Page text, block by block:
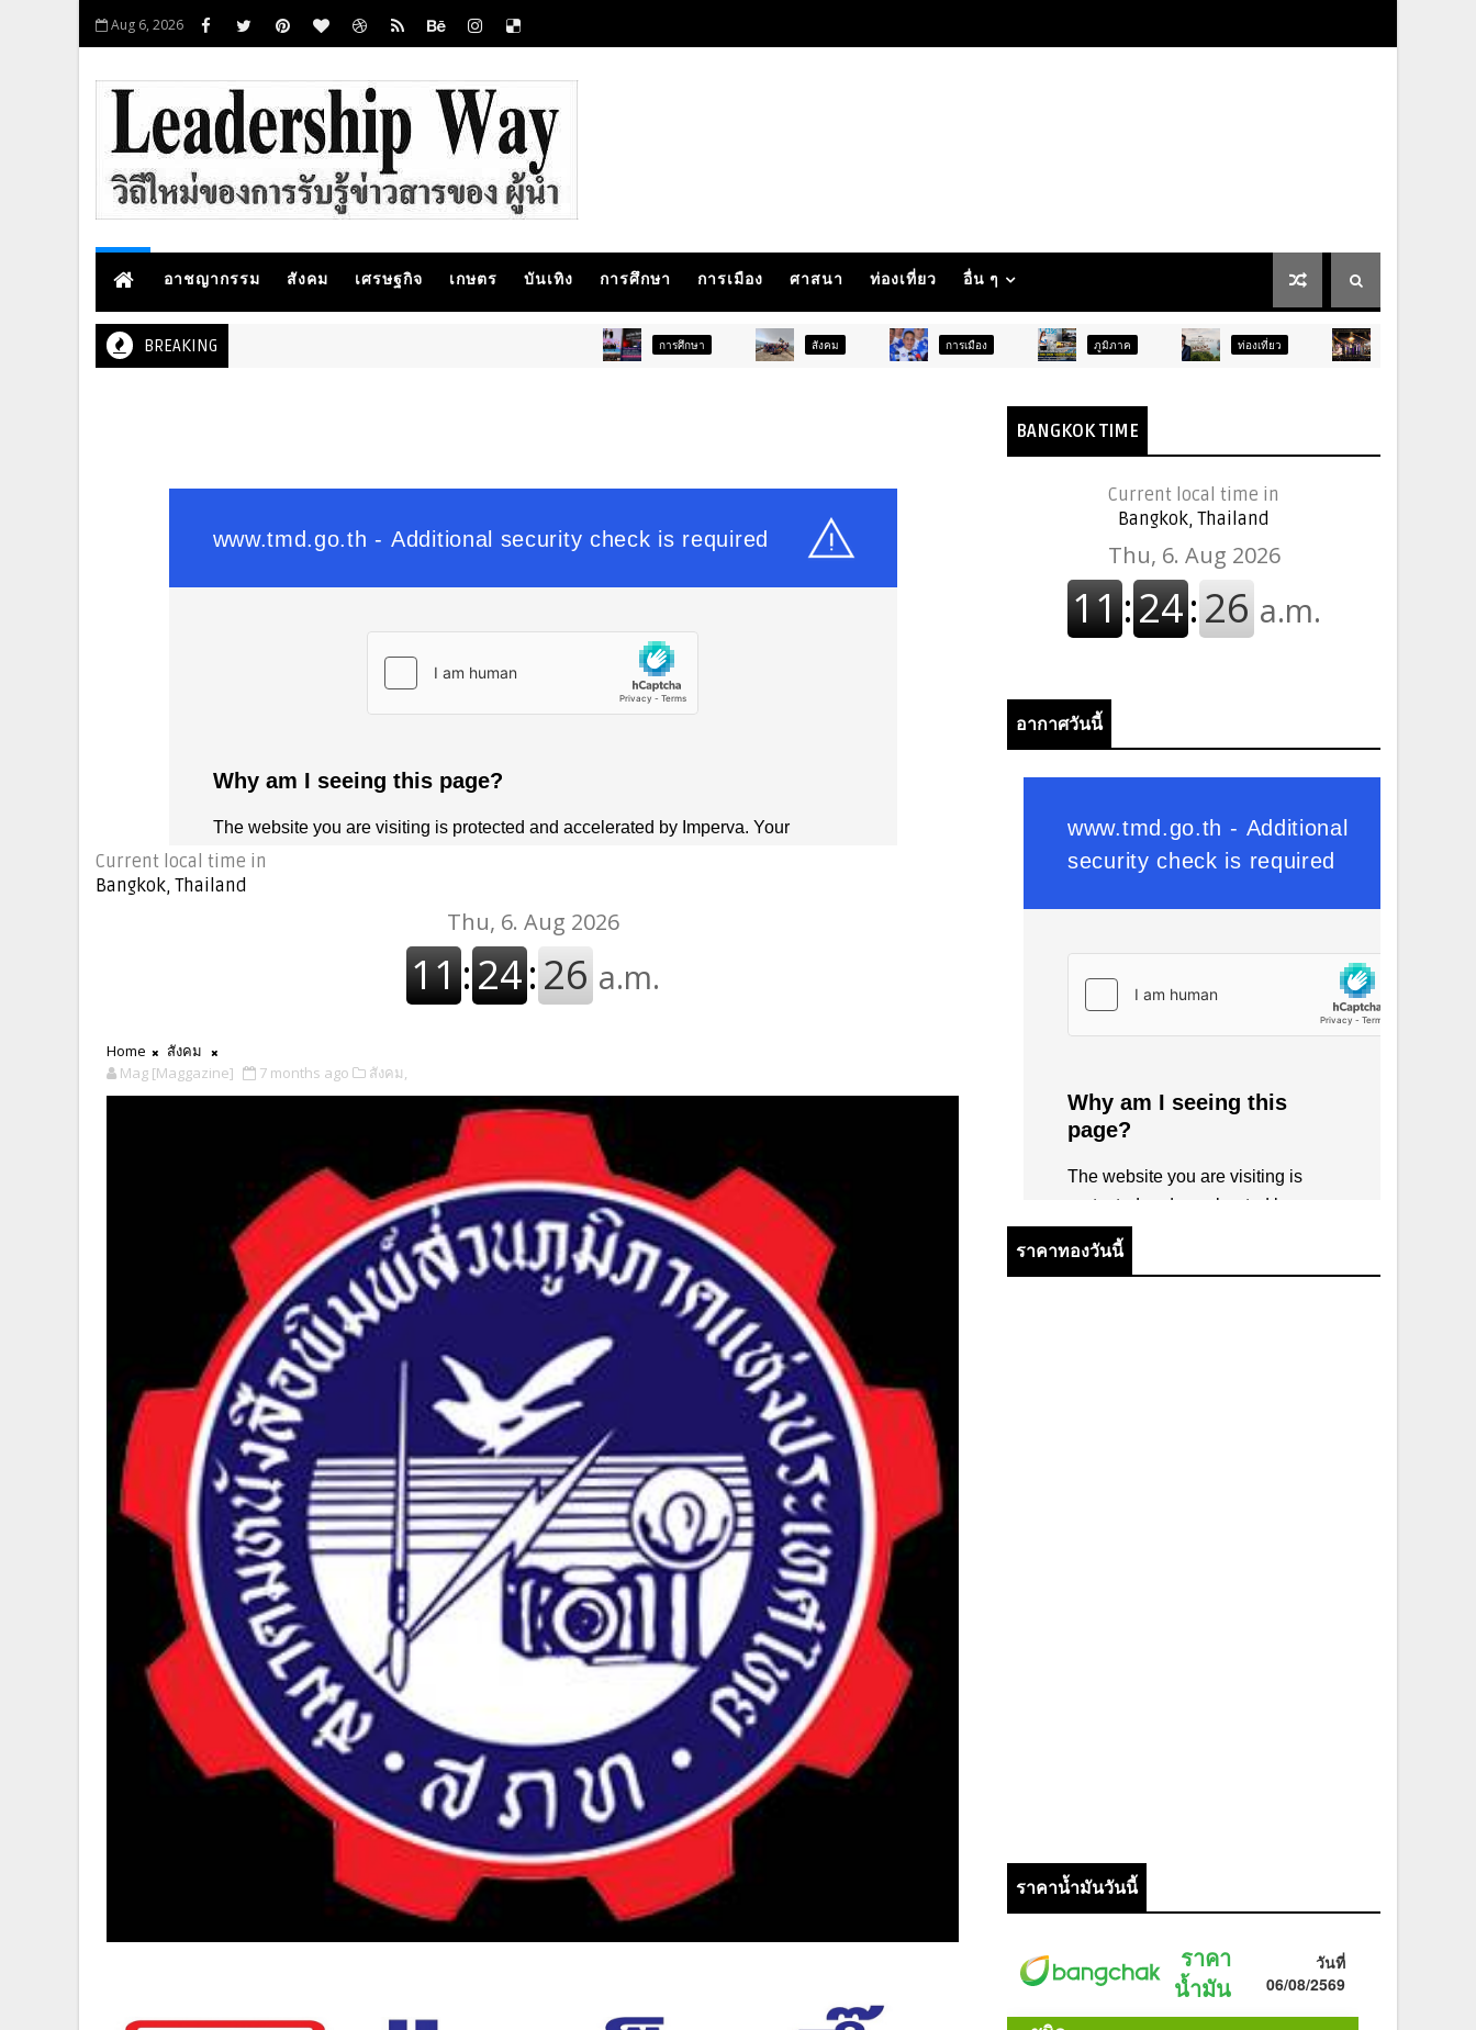
Aug 6, 2026
อาชญากรรม สังคม เศรษฐกิจ เกษตร บันเทิง การศึกษา การเมือง ศาสนา ท่องเที่ยว อื่น ๆ
BREAKING สังคม การเมือง ภูมิภาค ท่องเที่ยว บันเทิง
Current local time in
Bangkok, Thailand
Home
สังคม
Mag [Maggazine]
7 months ago สังคม,
BANGKOK TIME
Current local time in
Bangkok, Thailand
อากาศวันนี้
ราคาทองวันนี้
ราคาน้ำมันวันนี้